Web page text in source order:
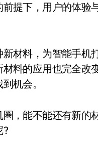
提下，用户的体验
材料，为智能手机
料的应用也完全改
机会。
，能不能还有新的
?